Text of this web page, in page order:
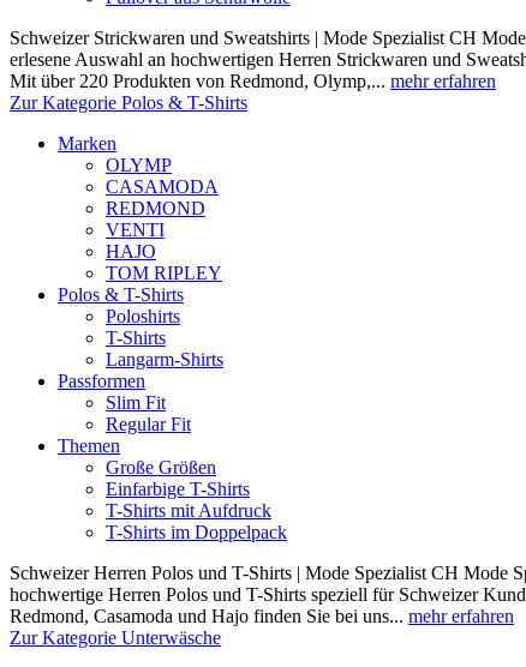
Schweizer Strickwaren und Sweatshirts | Mode Spezialist CH
erlesene Auswahl an hochwertigen Herren Strickwaren und
Mit über 220 Produkten von Redmond, Olymp,... mehr erfahren
Zur Kategorie Polos & T-Shirts
Marken
OLYMP
CASAMODA
REDMOND
VENTI
HAJO
TOM RIPLEY
Polos & T-Shirts
Poloshirts
T-Shirts
Langarm-Shirts
Passformen
Slim Fit
Regular Fit
Themen
Große Größen
Einfarbige T-Shirts
T-Shirts mit Aufdruck
T-Shirts im Doppelpack
Schweizer Herren Polos und T-Shirts | Mode Spezialist CH Mode
hochwertige Herren Polos und T-Shirts speziell für Schweizer
Redmond, Casamoda und Hajo finden Sie bei uns... mehr erfahren
Zur Kategorie Unterwäsche